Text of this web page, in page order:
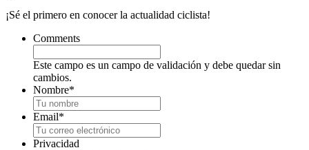
¡Sé el primero en conocer la actualidad ciclista!
Comments
Este campo es un campo de validación y debe quedar sin
cambios.
Nombre*
Email*
Privacidad